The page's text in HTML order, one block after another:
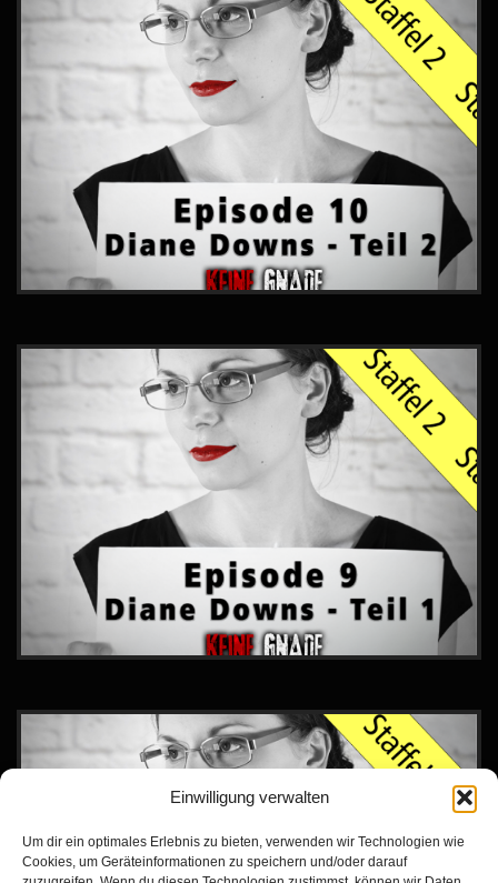
Einwilligung verwalten
Um dir ein optimales Erlebnis zu bieten, verwenden wir Technologien wie
Cookies, um Geräteinformationen zu speichern und/oder darauf